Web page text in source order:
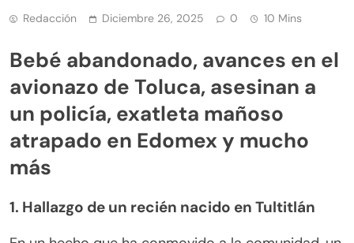
Redacción Diciembre 26, 2025 0 10 Mins
Bebé abandonado, avances en el
avionazo de Toluca, asesinan a
un policía, exatleta mañoso
atrapado en Edomex y mucho
más
1. Hallazgo de un recién nacido en Tultitlán